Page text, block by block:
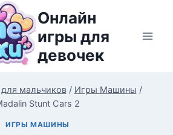
Онлайн
игры для
девочек
мальчиков / Игры Машины /
Stunt Cars 2
ИГРЫ МАШИНЫ